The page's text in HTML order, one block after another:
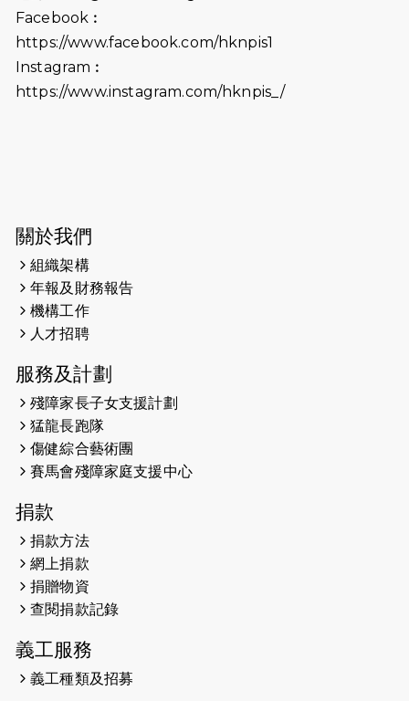
2026-06-18
猛龍長跑隊恆常練習 - 6月18日
2026-06-11
猛龍長跑隊恆常練習 - 6月11日（19:00
2026-05-28
2026-05-22
2026-05-21
2026-05-14
（19:00開始）
2026-05-07
開始）
2026-04-30
2026-04-25
2026-04-24
2026-04-23
Facebook︰
https://www.facebook.com/hknpis1
Instagram︰
https://www.instagram.com/hknpis_/
關於我們
組織架構
年報及財務報告
機構工作
人才招聘
服務及計劃
殘障家長子女支援計劃
猛龍長跑隊
傷健綜合藝術團
賽馬會殘障家庭支援中心
捐款
捐款方法
網上捐款
捐贈物資
查閱捐款記錄
義工服務
義工種類及招募